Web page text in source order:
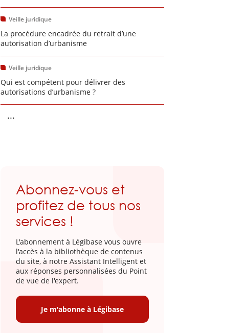
Veille juridique
La procédure encadrée du retrait d’une
autorisation d’urbanisme
Veille juridique
Qui est compétent pour délivrer des
autorisations d’urbanisme ?
...
Abonnez-vous et
profitez de tous nos
services !
L'abonnement à Légibase vous ouvre
l'accès à la bibliothèque de contenus
du site, à notre Assistant Intelligent et
aux réponses personnalisées du Point
de vue de l'expert.
Je m'abonne à Légibase